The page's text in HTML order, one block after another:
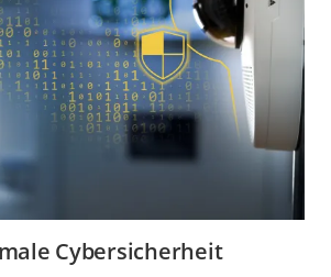
Cybersicherheit